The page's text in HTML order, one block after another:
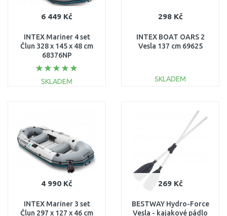
6 449 Kč
INTEX Mariner 4 set
Člun 328 x 145 x 48 cm
68376NP
SKLADEM
298 Kč
INTEX BOAT OARS 2
Vesla 137 cm 69625
SKLADEM
4 990 Kč
INTEX Mariner 3 set
Člun 297 x 127 x 46 cm
269 Kč
BESTWAY Hydro-Force
Vesla - kajakové pádlo